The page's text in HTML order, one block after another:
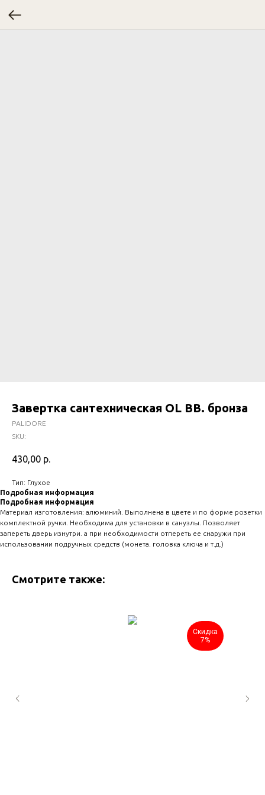
Завертка сантехническая OL ВВ. бронза
PALIDORE
SKU:
430,00 р.
Тип: Глухое
Подробная информация
Подробная информация
Материал изготовления: алюминий. Выполнена в цвете и по форме розетки
комплектной ручки. Необходима для установки в санузлы. Позволяет
запереть дверь изнутри. а при необходимости отпереть ее снаружи при
использовании подручных средств (монета. головка ключа и т.д.)
Смотрите также:
Скидка
7%